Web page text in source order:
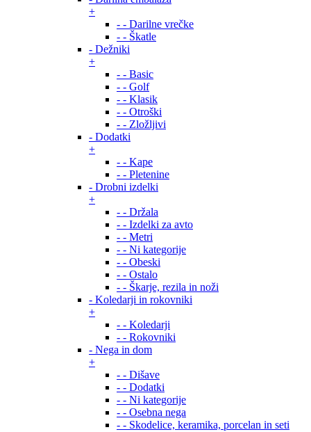
+
- - Darilne vrečke
- - Škatle
- Dežniki
+
- - Basic
- - Golf
- - Klasik
- - Otroški
- - Zložljivi
- Dodatki
+
- - Kape
- - Pletenine
- Drobni izdelki
+
- - Držala
- - Izdelki za avto
- - Metri
- - Ni kategorije
- - Obeski
- - Ostalo
- - Škarje, rezila in noži
- Koledarji in rokovniki
+
- - Koledarji
- - Rokovniki
- Nega in dom
+
- - Dišave
- - Dodatki
- - Ni kategorije
- - Osebna nega
- - Skodelice, keramika, porcelan in seti